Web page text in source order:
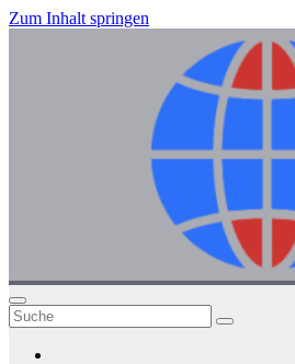
Zum Inhalt springen